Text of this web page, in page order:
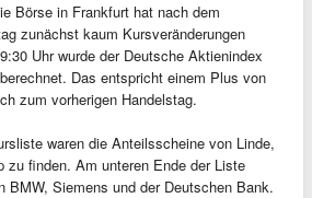
Börse in Frankfurt hat nach dem
zunächst kaum Kursveränderungen
Uhr wurde der Deutsche Aktienindex
Das entspricht einem Plus von
zum vorherigen Handelstag.
waren die Anteilsscheine von Linde,
zu finden. Am unteren Ende der Liste
BMW, Siemens und der Deutschen Bank.